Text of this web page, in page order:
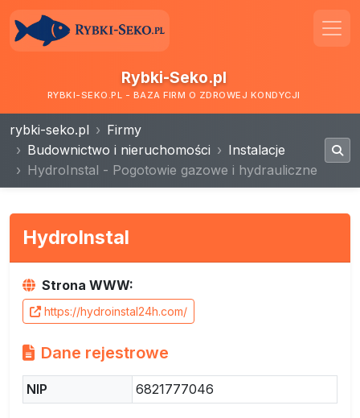
Rybki-Seko.pl
RYBKI-SEKO.PL - BAZA FIRM O ZDROWEJ KONDYCJI
rybki-seko.pl
Firmy
Budownictwo i nieruchomości
Instalacje
HydroInstal - Pogotowie gazowe i hydrauliczne
HydroInstal
Strona WWW:
https://hydroinstal24h.com/
Dane rejestrowe
NIP 6821777046